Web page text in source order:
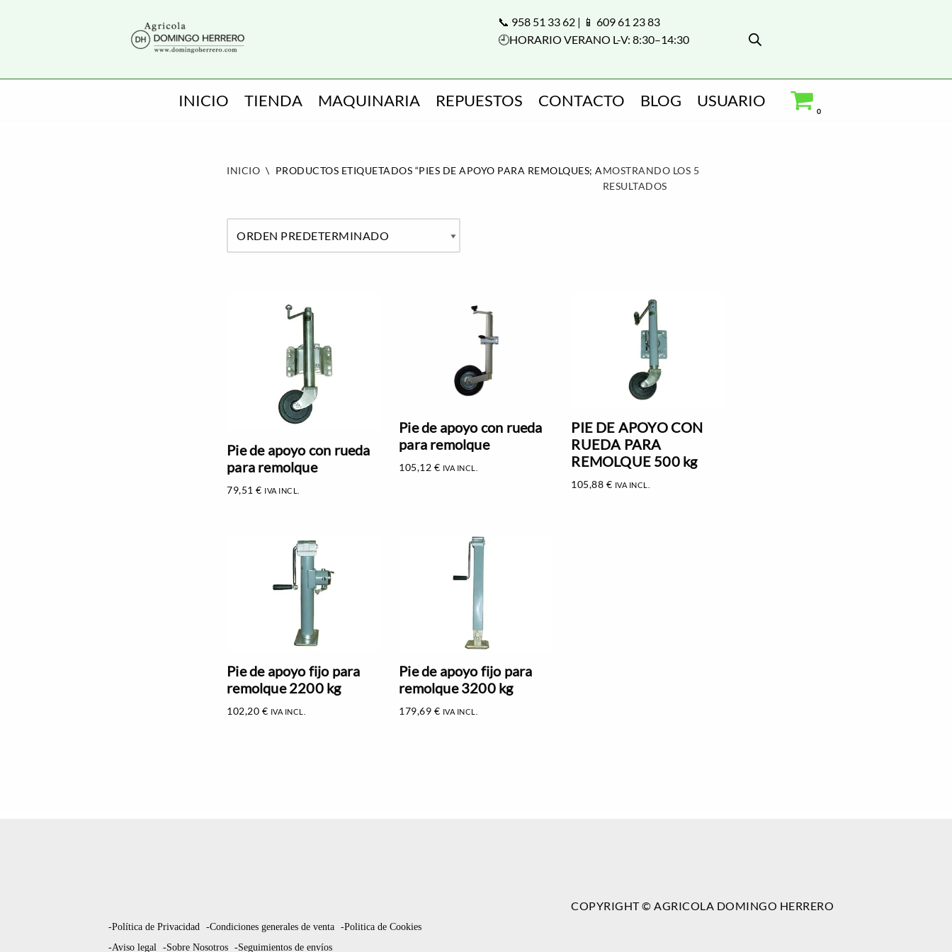
📞 958 51 33 62 | 📱 609 61 23 83
🕘HORARIO VERANO L-V: 8:30–14:30
INICIO TIENDA MAQUINARIA REPUESTOS CONTACTO BLOG USUARIO
0
INICIO \ PRODUCTOS ETIQUETADOS “PIES DE APOYO PARA REMOLQUES; ACCESORIOS REMOLQUES”
MOSTRANDO LOS 5
RESULTADOS
Pie de apoyo con rueda
para remolque
79,51€ IVA INCL.
Pie de apoyo con rueda
para remolque
105,12 € IVA INCL.
PIE DE APOYO CON
RUEDA PARA
REMOLQUE 500 kg
105,88 € IVA INCL.
Pie de apoyo fijo para
remolque 2200 kg
102,20 € IVA INCL.
Pie de apoyo fijo para
remolque 3200 kg
179,69 € IVA INCL.
-Política de Privacidad -Condiciones generales de venta -Politica de Cookies
-Aviso legal -Sobre Nosotros -Seguimientos de envíos
COPYRIGHT © AGRICOLA DOMINGO HERRERO